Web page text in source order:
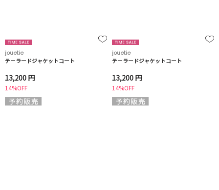
jouetie
テーラードジャケットコート
13,200 円
14%OFF
jouetie
テーラードジャケットコート
13,200 円
14%OFF